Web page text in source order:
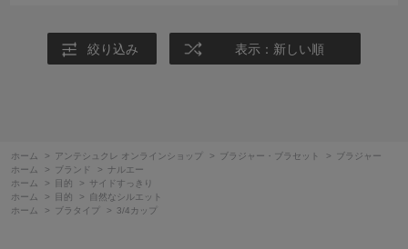
絞り込み 表示：新しい順
ホーム > アンテシュクレ オンラインショップ > ブラジャー・ブラセット >
ブラジャー
ホーム
> ブランド > ナルエー
ホーム
> 目的 >
サイドすっきり
ホーム
> 目的 >
自然なシルエット
ホーム
> ブラタイプ > 3/4カップ